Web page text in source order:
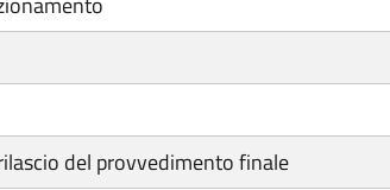
del provvedimento finale